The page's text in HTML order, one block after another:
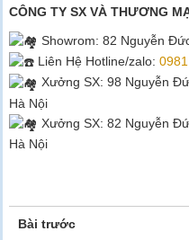
CÔNG TY SX VÀ THƯƠNG
Showrom: 82 Nguyễn
Liên Hệ Hotline/zalo:
Xưởng SX: 98 Nguyễn
Hà Nội
Xưởng SX: 82 Nguyễn
Hà Nội
Bài trước